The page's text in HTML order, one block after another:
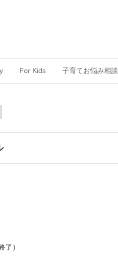
For Kids 子育てお悩み相談
）